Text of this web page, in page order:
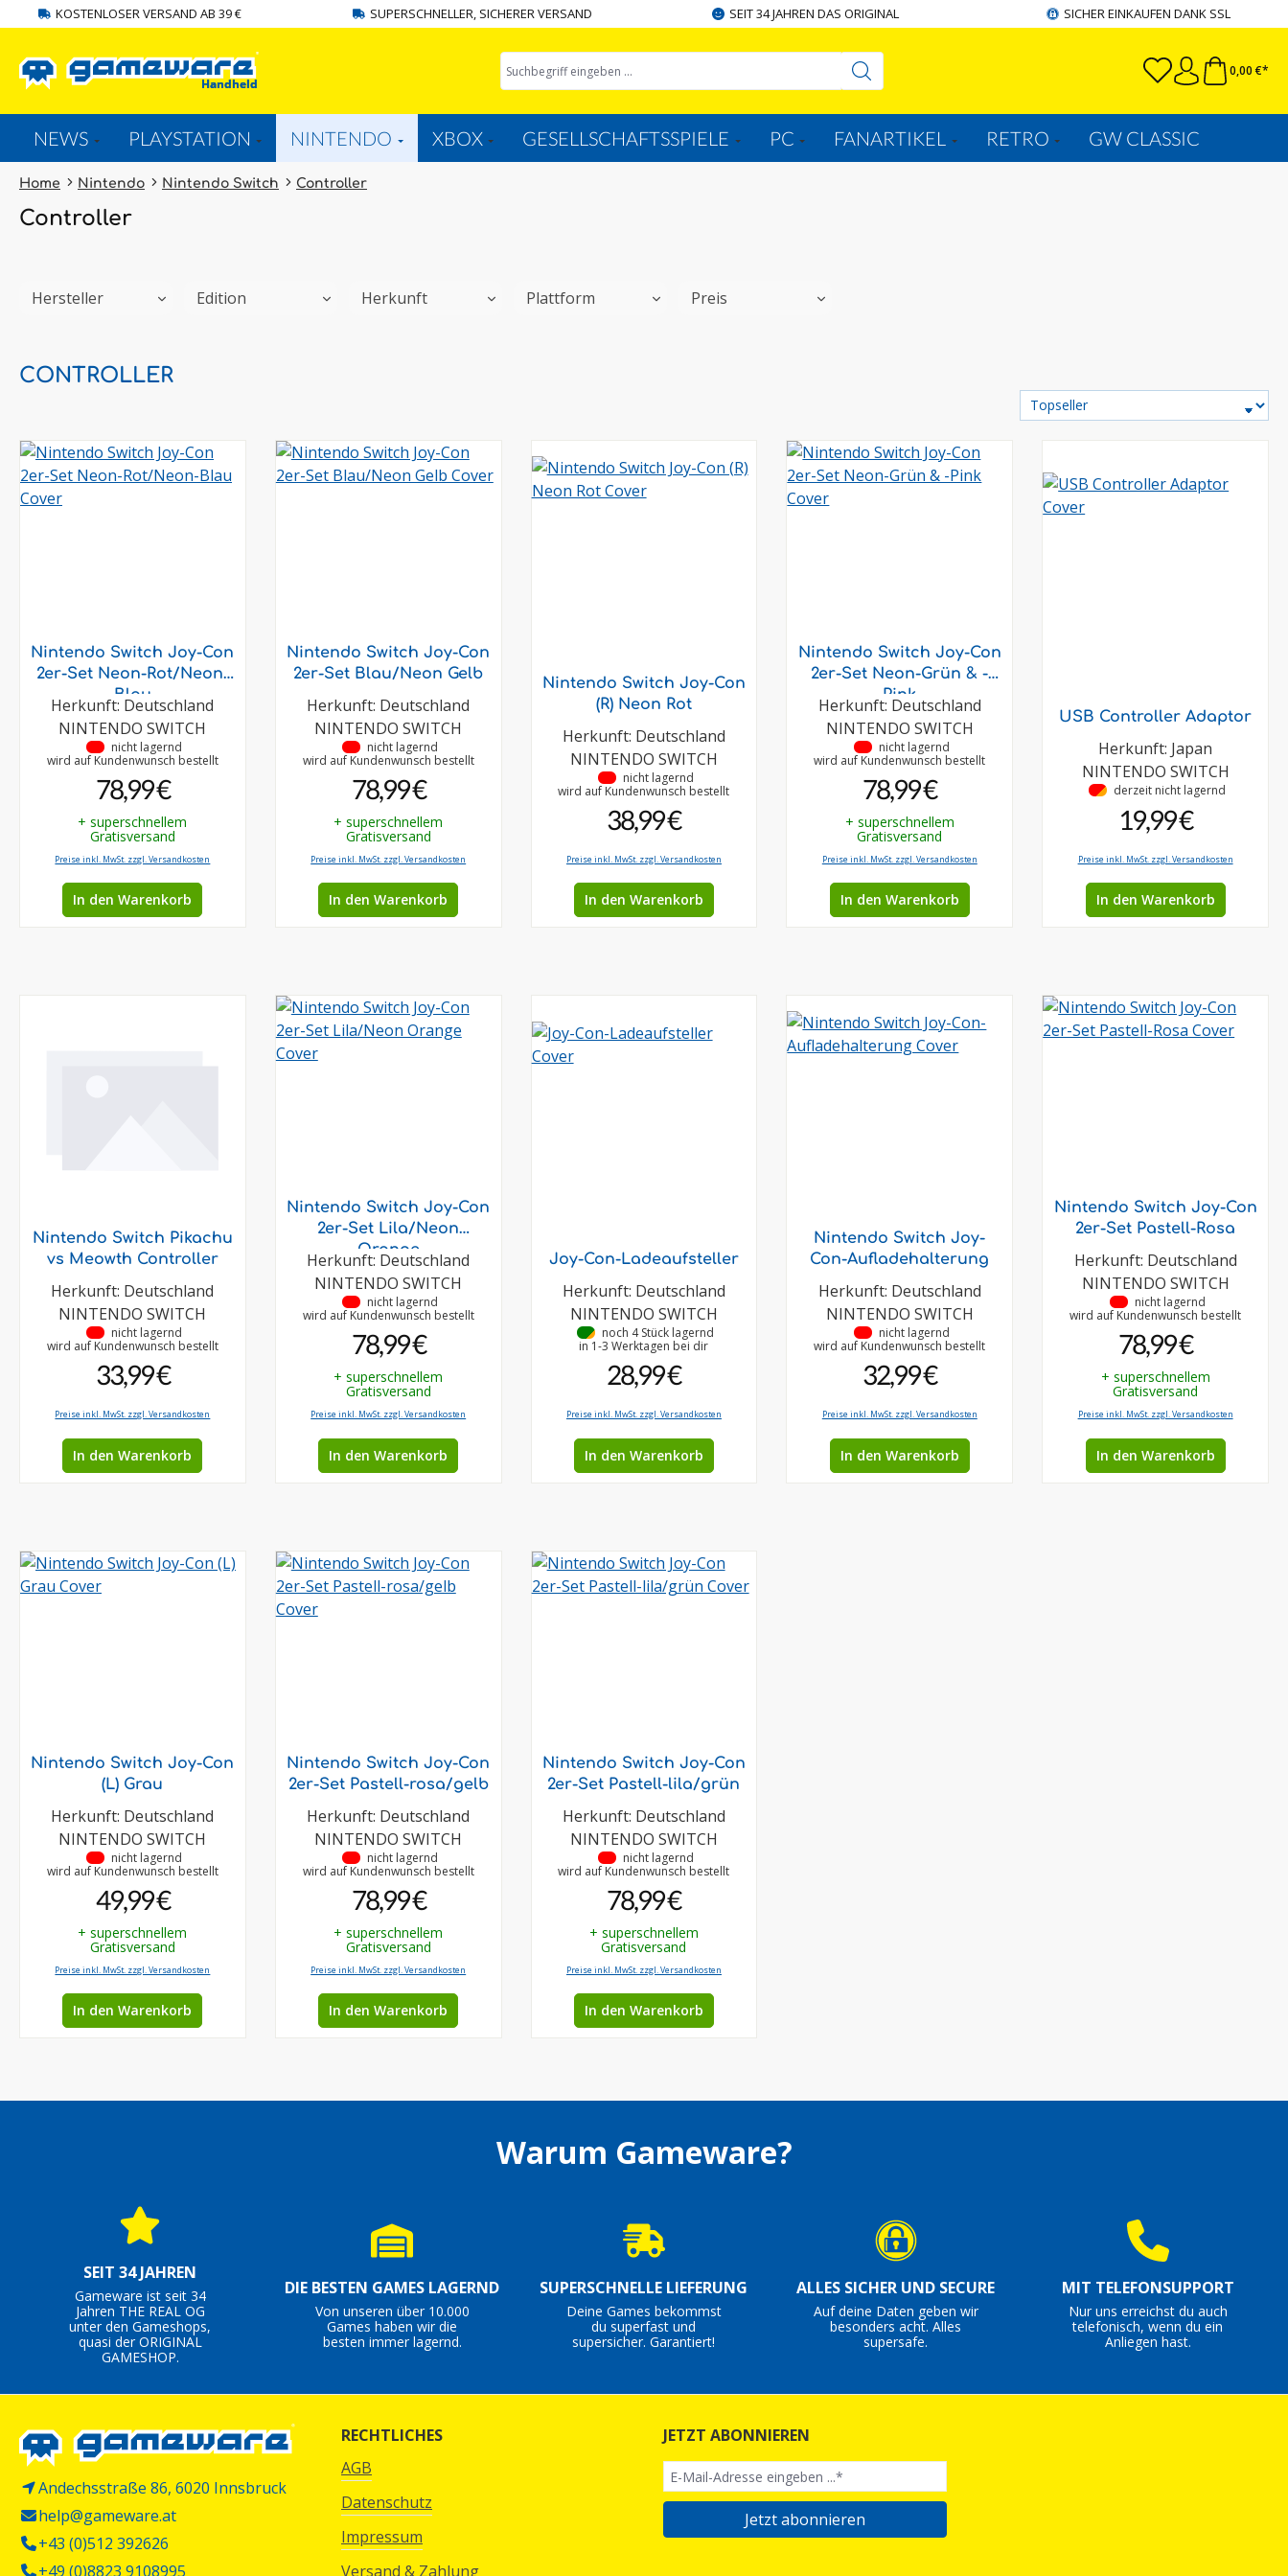
Zur Hauptnavigation springen
KOSTENLOSER VERSAND AB 39 € SUPERSCHNELLER, SICHERER VERSAND SEIT 34 JAHREN DAS ORIGINAL SICHER EINKAUFEN DANK SSL
0,00 €*
NEWS PLAYSTATION NINTENDO XBOX GESELLSCHAFTSSPIELE PC FANARTIKEL RETRO GW CLASSIC
Home Nintendo Nintendo Switch Controller
Controller
Hersteller Edition Herkunft Plattform Preis
CONTROLLER
Nintendo Switch Joy-Con
2er-Set Neon-Rot/Neon-
Blau
Herkunft: Deutschland
NINTENDO SWITCH
nicht lagernd
wird auf Kundenwunsch bestellt
78,99 €
+ superschnellem
Gratisversand
Preise inkl. MwSt. zzgl. Versandkosten
In den Warenkorb
Nintendo Switch Joy-Con
2er-Set Blau/Neon Gelb
Herkunft: Deutschland
NINTENDO SWITCH
nicht lagernd
wird auf Kundenwunsch bestellt
78,99 €
+ superschnellem
Gratisversand
Preise inkl. MwSt. zzgl. Versandkosten
In den Warenkorb
Nintendo Switch Joy-Con
(R) Neon Rot
Herkunft: Deutschland
NINTENDO SWITCH
nicht lagernd
wird auf Kundenwunsch bestellt
38,99 €
Preise inkl. MwSt. zzgl. Versandkosten
In den Warenkorb
Nintendo Switch Joy-Con
2er-Set Neon-Grün & -
Pink
Herkunft: Deutschland
NINTENDO SWITCH
nicht lagernd
wird auf Kundenwunsch bestellt
78,99 €
+ superschnellem
Gratisversand
Preise inkl. MwSt. zzgl. Versandkosten
In den Warenkorb
USB Controller Adaptor
Herkunft: Japan
NINTENDO SWITCH
• derzeit nicht lagernd
19,99 €
Preise inkl. MwSt. zzgl. Versandkosten
In den Warenkorb
Nintendo Switch Pikachu
vs Meowth Controller
Herkunft: Deutschland
NINTENDO SWITCH
nicht lagernd
wird auf Kundenwunsch bestellt
33,99 €
Preise inkl. MwSt. zzgl. Versandkosten
In den Warenkorb
Nintendo Switch Joy-Con
2er-Set Lila/Neon
Orange
Herkunft: Deutschland
NINTENDO SWITCH
nicht lagernd
wird auf Kundenwunsch bestellt
78,99 €
+ superschnellem
Gratisversand
Preise inkl. MwSt. zzgl. Versandkosten
In den Warenkorb
Joy-Con-Ladeaufsteller
Herkunft: Deutschland
NINTENDO SWITCH
•
noch 4 Stück lagernd
in 1-3 Werktagen bei dir
28,99 €
Preise inkl. MwSt. zzgl. Versandkosten
In den Warenkorb
Nintendo Switch Joy-
Con-Aufladehalterung
Herkunft: Deutschland
NINTENDO SWITCH
nicht lagernd
wird auf Kundenwunsch bestellt
32,99 €
Preise inkl. MwSt. zzgl. Versandkosten
In den Warenkorb
Nintendo Switch Joy-Con
2er-Set Pastell-Rosa
Herkunft: Deutschland
NINTENDO SWITCH
nicht lagernd
wird auf Kundenwunsch bestellt
78,99 €
+ superschnellem
Gratisversand
Preise inkl. MwSt. zzgl. Versandkosten
In den Warenkorb
Nintendo Switch Joy-Con
(L) Grau
Herkunft: Deutschland
NINTENDO SWITCH
nicht lagernd
wird auf Kundenwunsch bestellt
49,99 €
+ superschnellem
Gratisversand
Preise inkl. MwSt. zzgl. Versandkosten
In den Warenkorb
Nintendo Switch Joy-Con
2er-Set Pastell-rosa/gelb
Herkunft: Deutschland
NINTENDO SWITCH
nicht lagernd
wird auf Kundenwunsch bestellt
78,99 €
+ superschnellem
Gratisversand
Preise inkl. MwSt. zzgl. Versandkosten
In den Warenkorb
Nintendo Switch Joy-Con
2er-Set Pastell-lila/grün
Herkunft: Deutschland
NINTENDO SWITCH
nicht lagernd
wird auf Kundenwunsch bestellt
78,99 €
+ superschnellem
Gratisversand
Preise inkl. MwSt. zzgl. Versandkosten
In den Warenkorb
Warum Gameware?
SEIT 34 JAHREN
Gameware ist seit 34
Jahren THE REAL OG
unter den Gameshops,
quasi der ORIGINAL
GAMESHOP.
DIE BESTEN GAMES LAGERND
Von unseren über 10.000
Games haben wir die
besten immer lagernd.
SUPERSCHNELLE LIEFERUNG
Deine Games bekommst
du superfast und
supersicher. Garantiert!
ALLES SICHER UND SECURE
Auf deine Daten geben wir
besonders acht. Alles
supersafe.
MIT TELEFONSUPPORT
Nur uns erreichst du auch
telefonisch, wenn du ein
Anliegen hast.
Andechsstraße 86, 6020 Innsbruck
help@gameware.at
+43 (0)512 392626
+49 (0)8823 9108995
RECHTLICHES
AGB
Datenschutz
Impressum
Versand & Zahlung
JETZT ABONNIEREN
Jetzt abonnieren